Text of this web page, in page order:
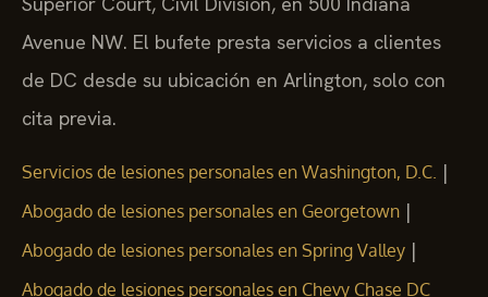
Avenue NW. El bufete presta servicios a clientes
de DC desde su ubicación en Arlington, solo con
cita previa.
Servicios de lesiones personales en Washington, D.C. |
Abogado de lesiones personales en Georgetown |
Abogado de lesiones personales en Spring Valley |
Abogado de lesiones personales en Chevy Chase DC